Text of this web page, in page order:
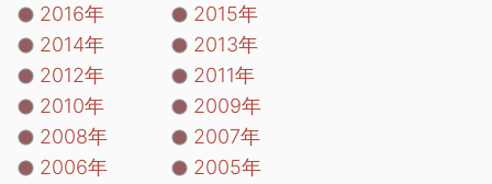
2016年
2015年
2014年
2013年
2012年
2011年
2010年
2009年
2008年
2007年
2006年
2005年